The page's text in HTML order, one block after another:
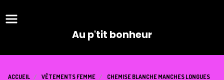
Au p'tit bonheur
ACCUEIL VÊTEMENTS FEMME CHEMISE BLANCHE MANCHES LONGUES